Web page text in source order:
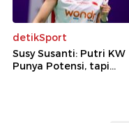
detikSport
Susy Susanti: Putri KW
Punya Potensi, tapi...